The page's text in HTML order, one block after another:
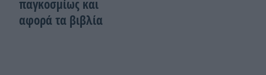
παγκοσμίως και
αφορά τα βιβλία